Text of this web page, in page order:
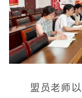
盟员老师以